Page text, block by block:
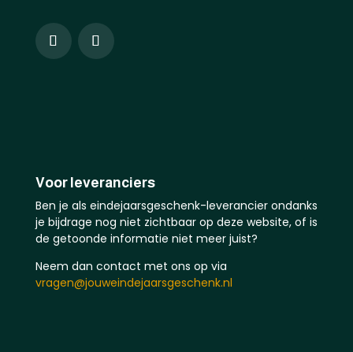
Voor leveranciers
Ben je als eindejaarsgeschenk-leverancier ondanks
je bijdrage nog niet zichtbaar op deze website, of is
de getoonde informatie niet meer juist?
Neem dan contact met ons op via
vragen@jouweindejaarsgeschenk.nl